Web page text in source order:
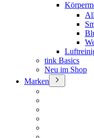
tink Basics
Neu im Shop
Marken